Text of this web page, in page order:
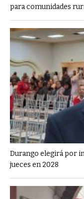
para comunidades
Durango elegirá por
jueces en 2028